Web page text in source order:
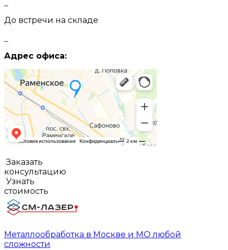
До встречи на складе
Адрес офиса:
Заказать
консультацию
Узнать
стоимость
Металлообработка в Москве и МО любой
сложности